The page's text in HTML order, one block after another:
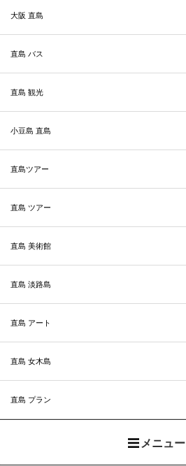
大阪 直島
直島 バス
直島 観光
小豆島 直島
直島ツアー
直島 ツアー
直島 美術館
直島 淡路島
直島 アート
直島 女木島
直島 プラン
メニュー